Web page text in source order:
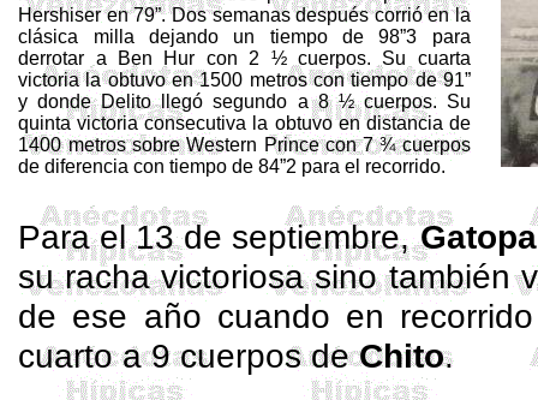
Hershiser en 79”. Dos semanas después corrió en la
clásica milla dejando un tiempo de 98”3 para
derrotar a Ben Hur con 2 ½ cuerpos. Su cuarta
victoria la obtuvo en 1500 metros con tiempo de 91”
y donde Delito llegó segundo a 8 ½ cuerpos. Su
quinta victoria consecutiva la obtuvo en distancia de
1400 metros sobre Western Prince con 7 ¾ cuerpos
de diferencia con tiempo de 84”2 para el recorrido.
Para el 13 de septiembre,
su racha victoriosa sino también
de ese año cuando en
cuarto a 9 cuerpos deChito.